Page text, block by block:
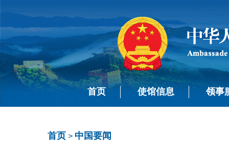
首页 使馆信息 领事
首页 > 中国要闻